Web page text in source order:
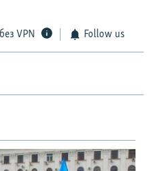
VPN Follow us